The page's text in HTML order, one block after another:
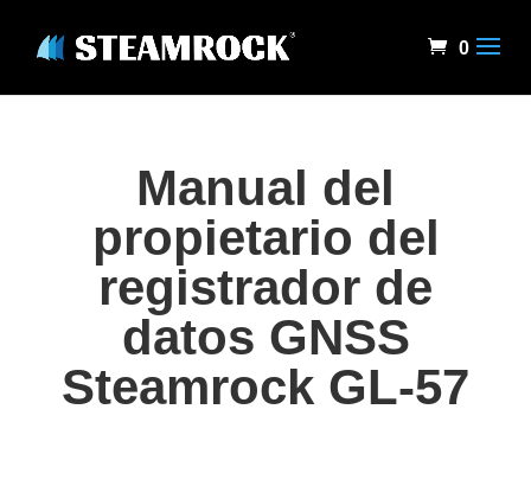
0
Manual del
propietario del
registrador de
datos GNSS
Steamrock GL-57